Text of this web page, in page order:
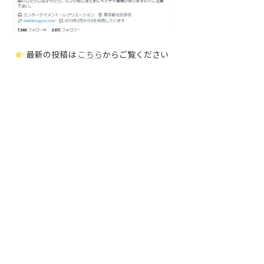
最新の投稿は こちらからご覧ください